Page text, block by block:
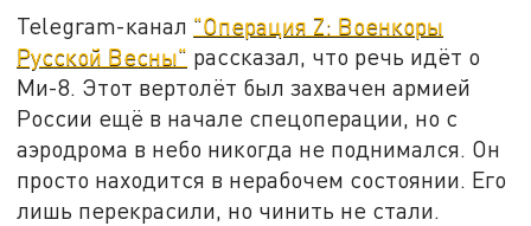
Telegram-канал "Операция Z: Военкоры
Русской Весны" рассказал, что речь идёт о
Ми-8. Этот вертолёт был захвачен армией
России ещё в начале спецоперации, но с
аэродрома в небо никогда не поднимался. Он
просто находится в нерабочем состоянии. Его
лишь перекрасили, но чинить не стали.